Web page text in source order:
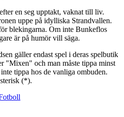
en seg upptakt, vaknat till liv.
uppe på idylliska Strandvallen.
blekingarna. Om inte Bunkeflos
är på humör vill säga.
gäller endast spel i deras spelbutik
"Mixen" och man måste tippa minst
tippa hos de vanliga ombuden.
(*).